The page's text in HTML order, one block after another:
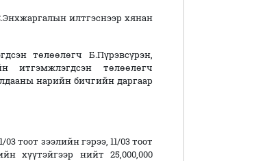
илтгэснээр хянан
Б.Пүрэвсүрэн,
итгэмжлэгдсэн төлөөлөгч
нарийн бичгийн даргаар
тоот зээлийн гэрээ, 11/03 тоот
хүүтэйгээр нийт 25,000,000